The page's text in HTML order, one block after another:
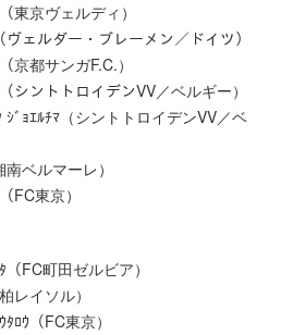
京ヴェルディ）
ルダー・ブレーメン／ドイツ）
都サンガF.C.）
トトロイデンVV／ベルギー）
ｴﾙﾁﾏ（シントトロイデンVV／ベ
ベルマーレ）
東京）
町田ゼルビア）
イソル）
ｳ（FC東京）